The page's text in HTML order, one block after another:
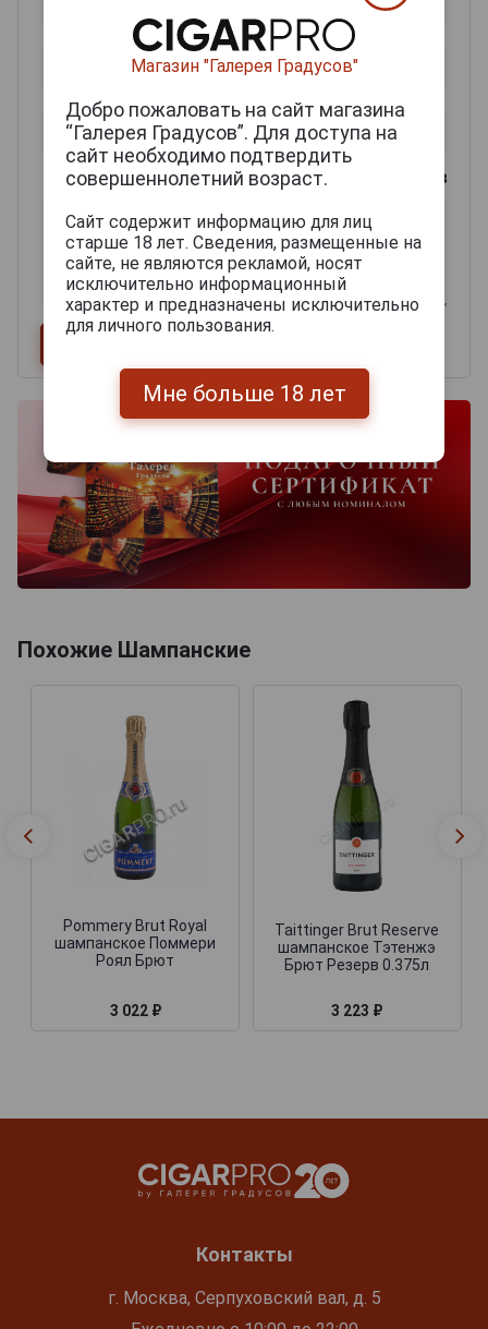
0из 2000 знаков
Похожие Шампанские
Pommery Brut Royal
шампанское Поммери
Роял Брют
3 022 ₽
Taittinger Brut Reserve
шампанское Тэтенжэ
Брют Резерв 0.375л
3 223 ₽
Контакты
г. Москва, Серпуховский вал, д. 5
Магазин "Галерея Градусов"
Добро пожаловать на сайт магазина
“Галерея Градусов”. Для доступа на
сайт необходимо подтвердить
совершеннолетний возраст.
Сайт содержит информацию для лиц
старше 18 лет. Сведения, размещенные на
сайте, не являются рекламой, носят
исключительно информационный
характер и предназначены исключительно
для личного пользования.
Мне больше 18 лет